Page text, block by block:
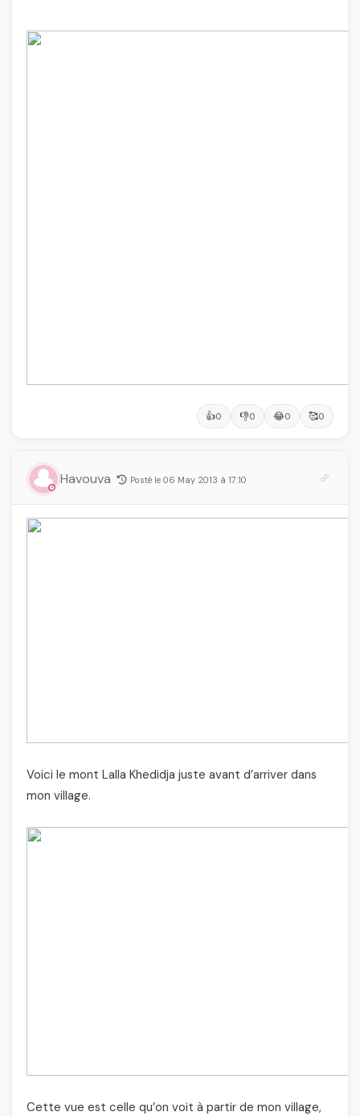
👍0 👎0 😂0 🥰0
Havouva Posté le 06 May 2013 à 17:10
Voici le mont Lalla Khedidja juste avant d’arriver dans
mon village.
Cette vue est celle qu’on voit à partir de mon village,